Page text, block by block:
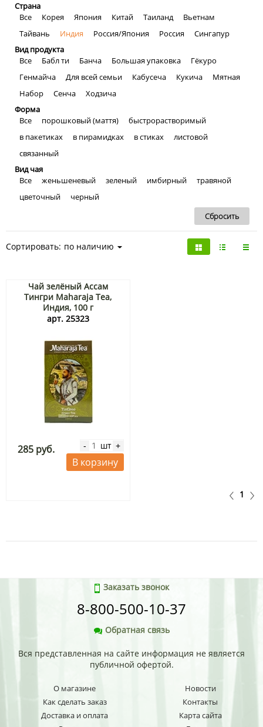
Страна
Все
Корея Япония Китай Таиланд
Вьетнам
Тайвань
Индия Россия/Япония Россия
Сингапур
Вид продукта
Все
Бабл ти Банча Большая упаковка
Гёкуро
Генмайча
Для всей семьи Кабусеча Кукича
Мятная
Набор
Сенча
Ходзича
Форма
Все
порошковый (маття)
быстрорастворимый
в пакетиках
в пирамидках в стиках
листовой
связанный
Вид чая
Все
женьшеневый зеленый имбирный
травяной
цветочный
черный
Сортировать: по наличию
Чай зелёный Ассам
Тингри Maharaja Tea,
Индия, 100 г
арт. 25323
285 руб. - шт +
В корзину
1
Заказать звонок
8-800-500-10-37
Обратная связь
Вся представленная на сайте информация не является
публичной офертой.
О магазине
Как сделать заказ
Доставка и оплата
Новости
Контакты
Карта сайта